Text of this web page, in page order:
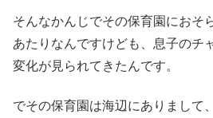
そんなかんじでその保育園におそ
あたりなんですけども、息子のチ
変化が見られてきたんです。
でその保育園は海辺にありまして